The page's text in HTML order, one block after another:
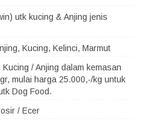
utk kucing & Anjing jenis
Kucing, Kelinci, Marmut
/ Anjing dalam kemasan
mulai harga 25.000,-/kg untuk
Dog Food.
/ Ecer